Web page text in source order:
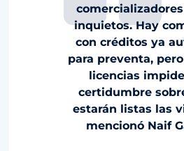
inquietos. Hay
con créditos ya
para preventa,
licencias
certidumbre
estarán listas las
mencionó Naif